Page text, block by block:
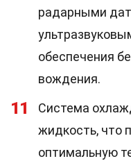
радарными
обеспечения
вождения.
11
Система
жидкость, что
оптимальную